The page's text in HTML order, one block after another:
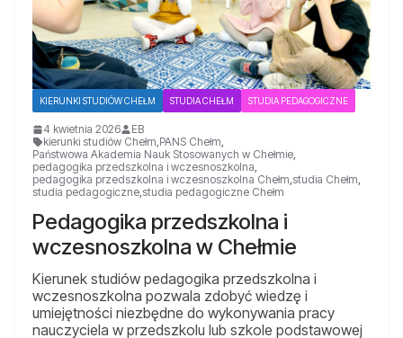
KIERUNKI STUDIÓW CHEŁM STUDIA CHEŁM STUDIA PEDAGOGICZNE
4 kwietnia 2026
EB
kierunki studiów Chełm PANS Chełm
Państwowa Akademia Nauk Stosowanych w Chełmie
pedagogika przedszkolna i wczesnoszkolna
pedagogika przedszkolna i wczesnoszkolna Chełm studia Chełm
studia pedagogiczne studia pedagogiczne Chełm
Pedagogika przedszkolna i
wczesnoszkolna w Chełmie
Kierunek studiów pedagogika przedszkolna i
wczesnoszkolna pozwala zdobyć wiedzę i
umiejętności niezbędne do wykonywania pracy
nauczyciela w przedszkolu lub szkole podstawowej